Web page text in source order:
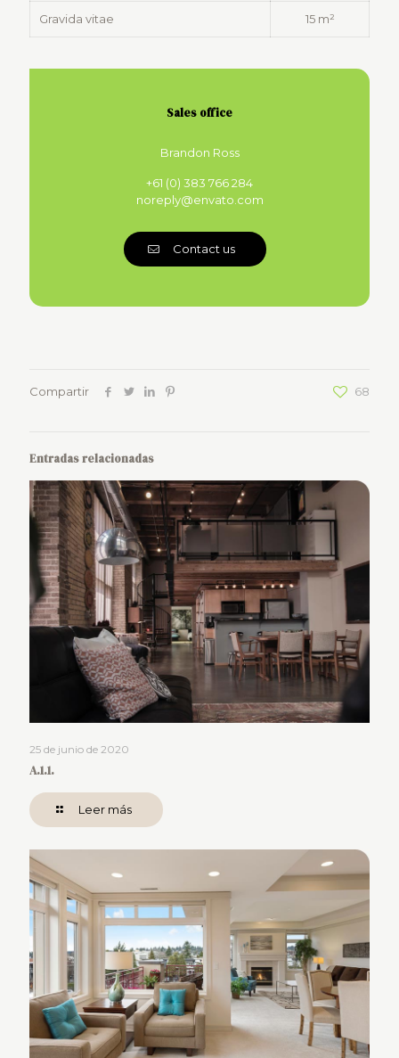
Gravida vitae 15 m²
Sales office
Brandon Ross
+61 (0) 383 766 284
noreply@envato.com
Contact us
Compartir 68
Entradas relacionadas
25 de junio de 2020
A.1.1.
Leer más